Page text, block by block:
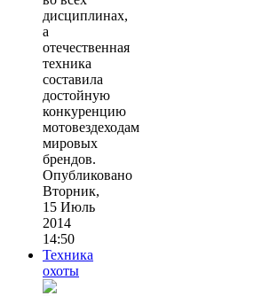
дисциплинах,
а
отечественная
техника
составила
достойную
конкуренцию
мотовездеходам
мировых
брендов.
Опубликовано
Вторник,
15 Июль
2014
14:50
Техника
охоты